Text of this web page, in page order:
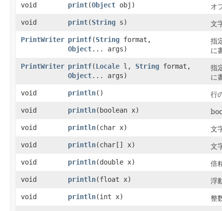
void
print​(Object obj)
オ
void
print​(String s)
文
PrintWriter printf​(String format,
Object... args)
指
に
PrintWriter printf​(Locale l, String format,
Object... args)
指
に
void
println()
行
void
println​(boolean x)
void
println​(char x)
文
void
println​(char[] x)
文
void
println​(double x)
倍
void
println​(float x)
浮
void
println​(int x)
整